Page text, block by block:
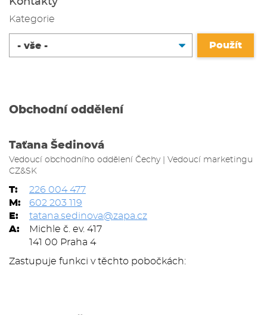
Kategorie
Obchodní oddělení
Taťana Šedinová
Vedoucí obchodního oddělení Čechy | Vedoucí marketingu
CZ&SK
T:
226 004 477
M:
602 203 119
E:
tatana.sedinova@zapa.cz
A:
Michle č. ev. 417
141 00 Praha 4
Zastupuje funkci v těchto pobočkách: